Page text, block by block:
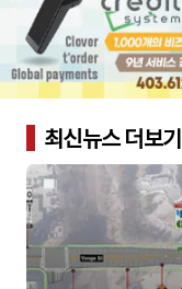
최신뉴스 더보기